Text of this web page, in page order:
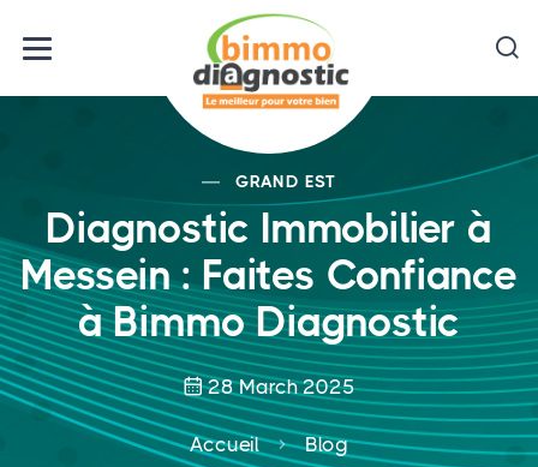
GRAND EST
Diagnostic Immobilier à
Messein : Faites Confiance
à Bimmo Diagnostic
28 March 2025
Accueil Blog